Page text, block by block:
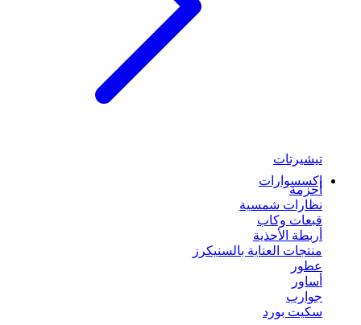
تيشيرتات
إكسسوارات
أحزمة
نظارات شمسية
قبعات وكاب
أربطة الأحذية
منتجات العناية بالسنيكرز
عطور
أساور
جوارب
سكيت بورد